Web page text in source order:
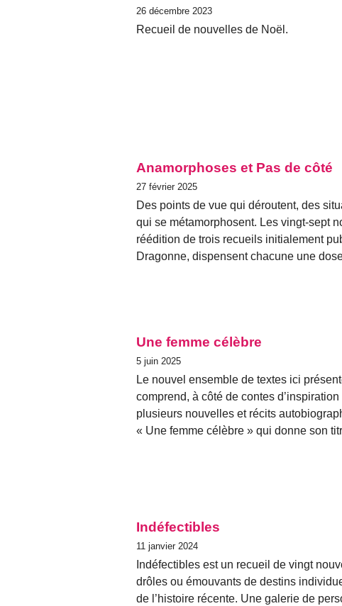
26 décembre 2023
Recueil de nouvelles de Noël.
Anamorphoses et Pas de côté
27 février 2025
Des points de vue qui déroutent, des
qui se métamorphosent. Les vingt-sept
réédition de trois recueils initialement
Dragonne, dispensent chacune une
Une femme célèbre
5 juin 2025
Le nouvel ensemble de textes ici
comprend, à côté de contes
plusieurs nouvelles et récits
« Une femme célèbre » qui donne son
Indéfectibles
11 janvier 2024
Indéfectibles est un recueil de vingt
drôles ou émouvants de destins
de l’histoire récente. Une galerie de